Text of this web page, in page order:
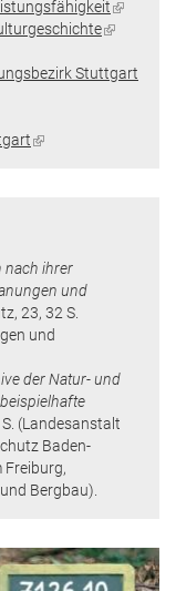
(Link
ist
(Link
extern)
Stuttgart
(Link
nach ihrer
und
23, 32 S.
und
der Natur- und
(Landesanstalt
Baden-
Bergbau).